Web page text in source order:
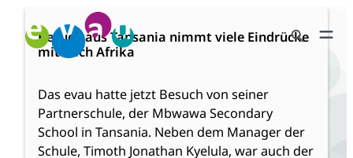
Inhalt
springen
Besuch aus Tansania nimmt viele Eindrücke
mit nach Afrika
Das evau hatte jetzt Besuch von seiner
Partnerschule, der Mbwawa Secondary
School in Tansania. Neben dem Manager der
Schule, Timoth Jonathan Kyelula, war auch der
Weiterlesen:
Besuch
aus
nimmt
viele
Eindrücke
mit